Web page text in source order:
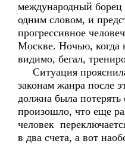
международный
одним словом, и
прогрессивное
Москве. Ночью, когда
видимо, бегал,
Ситуация
законам жанра после
должна была потерять
произошло, что еще
человек
в два счета, а вот